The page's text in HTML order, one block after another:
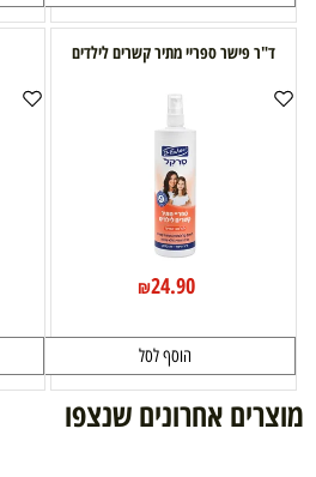
ד"ר פישר ספריי מתיר קשרים לילדים
₪24.90
הוסף לסל
מוצרים אחרונים שנצפו